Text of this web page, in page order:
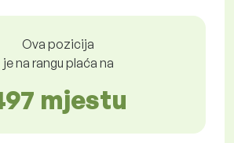
Ova pozicija
je na rangu plaća na
mjestu